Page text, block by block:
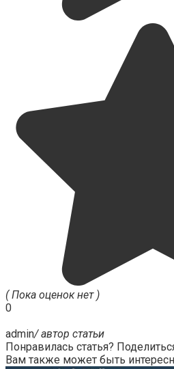
( Пока оценок нет )
0
admin/ автор статьи
Понравилась статья?
Вам также может быть